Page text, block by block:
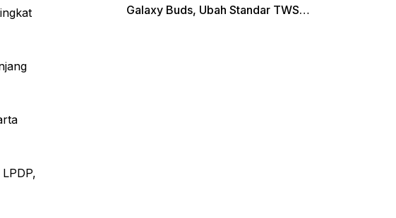
Galaxy Buds, Ubah Standar TWS